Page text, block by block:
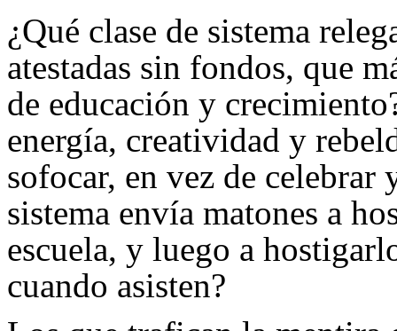
¿Qué clase de sistema
atestadas sin fondos, que
de educación y
energía, creatividad y
sofocar, en vez de celebrar
sistema envía matones a
escuela, y luego a
cuando asisten?